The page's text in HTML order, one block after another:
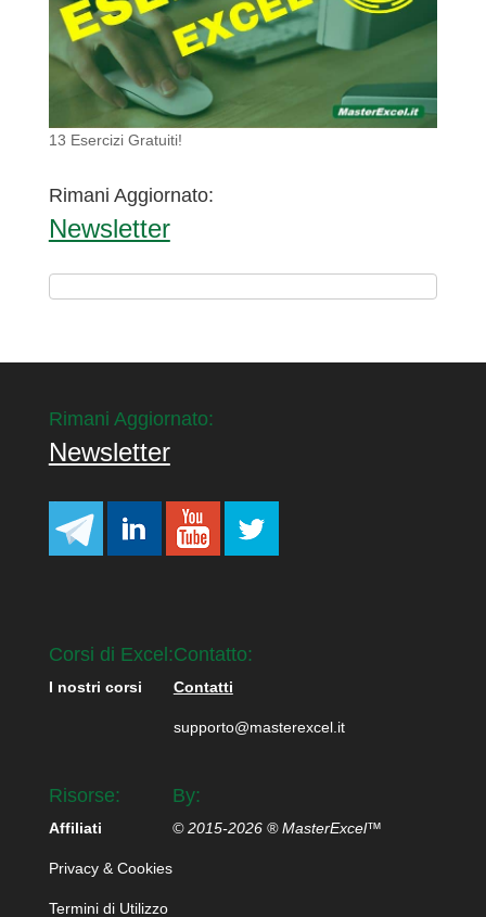
13 Esercizi Gratuiti!
Rimani Aggiornato:
Newsletter
Rimani Aggiornato:
Newsletter
Corsi di Excel:
I nostri corsi
Contatto:
Contatti
supporto@masterexcel.it
Risorse:
Affiliati
Privacy & Cookies
Termini di Utilizzo
By:
© 2015-2026 ® MasterExcel™